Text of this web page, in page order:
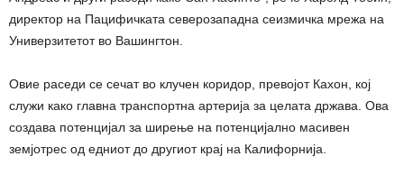
директор на Пацифичката северозападна сеизмичка мрежа на
Универзитетот во Вашингтон.
Овие раседи се сечат во клучен коридор, превојот Кахон, кој
служи како главна транспортна артерија за целата држава. Ова
создава потенцијал за ширење на потенцијално масивен
земјотрес од едниот до другиот крај на Калифорнија.